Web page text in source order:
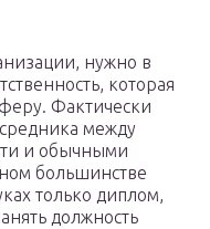
нужно в
которая
Фактически
между
и обычными
большинстве
только диплом,
должность